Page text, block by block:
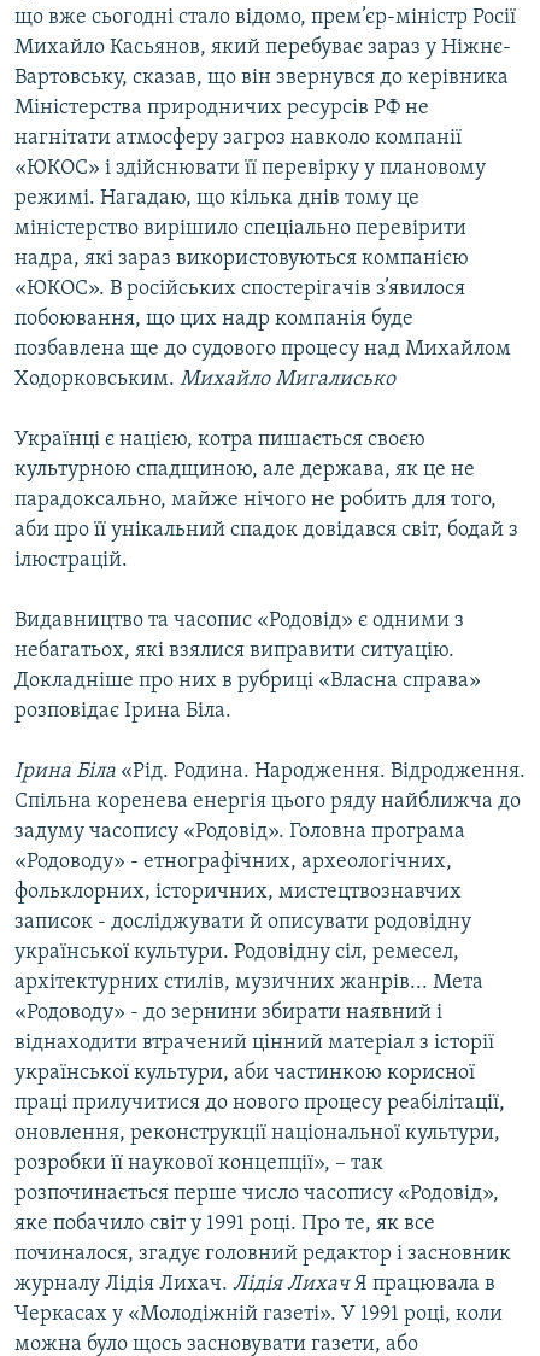
що вже сьогодні стало відомо, прем’єр-міністр Росії
Михайло Касьянов, який перебуває зараз у Ніжнє-
Вартовську, сказав, що він звернувся до керівника
Міністерства природничих ресурсів РФ не
нагнітати атмосферу загроз навколо компанії
«ЮКОС» і здійснювати її перевірку у плановому
режимі. Нагадаю, що кілька днів тому це
міністерство вирішило спеціально перевірити
надра, які зараз використовуються компанією
«ЮКОС». В російських спостерігачів з’явилося
побоювання, що цих надр компанія буде
позбавлена ще до судового процесу над Михайлом
Ходорковським. Михайло Мигалисько
Українці є нацією, котра пишається своєю
культурною спадщиною, але держава, як це не
парадоксально, майже нічого не робить для того,
аби про її унікальний спадок довідався світ, бодай з
ілюстрацій.
Видавництво та часопис «Родовід» є одними з
небагатьох, які взялися виправити ситуацію.
Докладніше про них в рубриці «Власна справа»
розповідає Ірина Біла.
Ірина Біла «Рід. Родина. Народження. Відродження.
Спільна коренева енергія цього ряду найближча до
задуму часопису «Родовід». Головна програма
«Родоводу» - етнографічних, археологічних,
фольклорних, історичних, мистецтвознавчих
записок - досліджувати й описувати родовідну
української культури. Родовідну сіл, ремесел,
архітектурних стилів, музичних жанрів... Мета
«Родоводу» - до зернини збирати наявний і
віднаходити втрачений цінний матеріал з історії
української культури, аби частинкою корисної
праці прилучитися до нового процесу реабілітації,
оновлення, реконструкції національної культури,
розробки її наукової концепції», – так
розпочинається перше число часопису «Родовід»,
яке побачило світ у 1991 році. Про те, як все
починалося, згадує головний редактор і засновник
журналу Лідія Лихач. Лідія ЛихачЯ працювала в
Черкасах у «Молодіжній газеті». У 1991 році, коли
можна було щось засновувати газети, або